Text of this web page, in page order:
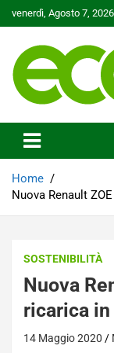
to
venerdì, Agosto 7, 2026
Ecoo.it
Home
Nuova Renault
SOSTENIBILITÀ
Nuova
ricarica
14 Maggio 2020